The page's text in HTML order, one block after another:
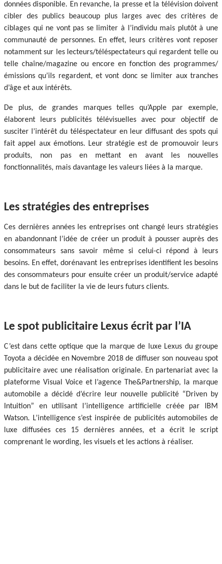
données disponible. En revanche, la presse et la télévision doivent
cibler des publics beaucoup plus larges avec des critères de
ciblages qui ne vont pas se limiter à l’individu mais plutôt à une
communauté de personnes. En effet, leurs critères vont reposer
notamment sur les lecteurs/téléspectateurs qui regardent telle ou
telle chaîne/magazine ou encore en fonction des programmes/
émissions qu’ils regardent, et vont donc se limiter aux tranches
d’âge et aux intérêts.
De plus, de grandes marques telles qu’Apple par exemple,
élaborent leurs publicités télévisuelles avec pour objectif de
susciter l’intérêt du téléspectateur en leur diffusant des spots qui
fait appel aux émotions. Leur stratégie est de promouvoir leurs
produits, non pas en mettant en avant les nouvelles
fonctionnalités, mais davantage les valeurs liées à la marque.
Les stratégies des entreprises
Ces dernières années les entreprises ont changé leurs stratégies
en abandonnant l’idée de créer un produit à pousser auprès des
consommateurs sans savoir même si celui-ci répond à leurs
besoins. En effet, dorénavant les entreprises identifient les besoins
des consommateurs pour ensuite créer un produit/service adapté
dans le but de faciliter la vie de leurs futurs clients.
Le spot publicitaire Lexus écrit par l’IA
C’est dans cette optique que la marque de luxe Lexus du groupe
Toyota a décidée en Novembre 2018 de diffuser son nouveau spot
publicitaire avec une réalisation originale. En partenariat avec la
plateforme Visual Voice et l’agence The&Partnership, la marque
automobile a décidé d’écrire leur nouvelle publicité “Driven by
Intuition” en utilisant l’intelligence artificielle créée par IBM
Watson. L’intelligence s’est inspirée de publicités automobiles de
luxe diffusées ces 15 dernières années, et a écrit le script
comprenant le wording, les visuels et les actions à réaliser.